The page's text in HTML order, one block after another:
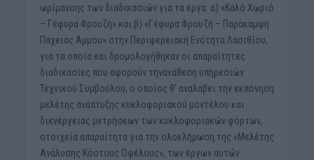
ωρίμανσης των διαδικασιών για τα έργα: α) «Καλό Χωριό
– Γέφυρα Φρουζή» και β) «Γέφυρα Φρουζή – Παράκαμψη
Παχειάς Άμμου» στην Περιφερειακή Ενότητα Λασιθίου,
για τα οποία και δρομολογήθηκαν οι απαραίτητες
διαδικασίες που αφορούν τηνανάθεση υπηρεσιών
Τεχνικού Συμβούλου, ο οποίος θ’ αναλάβει την εκπόνηση
μελέτης ανάπτυξης κυκλοφοριακού μοντέλου και
διενέργειας μετρήσεων των κυκλοφοριακών φόρτων,
στοιχεία απαραίτητα για την ολοκλήρωση της «Μελέτης
Ανάλυσης Κόστους Οφέλους», των έργων αυτών.